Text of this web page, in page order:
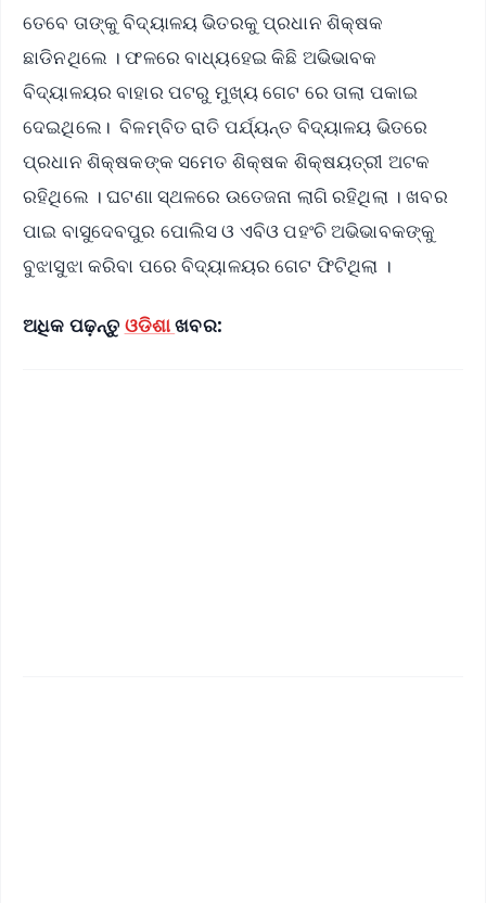
ତେବେ ତାଙ୍କୁ ବିଦ୍ୟାଳୟ ଭିତରକୁ ପ୍ରଧାନ ଶିକ୍ଷକ
ଛାଡିନଥିଲେ । ଫଳରେ ବାଧ୍ୟହେଇ କିଛି ଅଭିଭାବକ
ବିଦ୍ୟାଳୟର ବାହାର ପଟରୁ ମୁଖ୍ୟ ଗେଟ ରେ ତାଲା ପକାଇ
ଦେଇଥିଲେ। ବିଳମ୍ବିତ ରାତି ପର୍ଯ୍ୟନ୍ତ ବିଦ୍ୟାଳୟ ଭିତରେ
ପ୍ରଧାନ ଶିକ୍ଷକଙ୍କ ସମେତ ଶିକ୍ଷକ ଶିକ୍ଷୟତ୍ରୀ ଅଟକ
ରହିଥିଲେ । ଘଟଣା ସ୍ଥଳରେ ଉତେଜନା ଲାଗି ରହିଥିଲା । ଖବର
ପାଇ ବାସୁଦେବପୁର ପୋଲିସ ଓ ଏବିଓ ପହଂଚି ଅଭିଭାବକଙ୍କୁ
ବୁଝାସୁଝା କରିବା ପରେ ବିଦ୍ୟାଳୟର ଗେଟ ଫିଟିଥିଲା ।
ଅଧିକ ପଢ଼ନ୍ତୁ ଓଡିଶାଖବର: